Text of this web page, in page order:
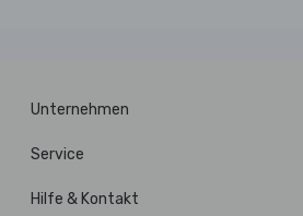
Unternehmen
Service
Hilfe & Kontakt